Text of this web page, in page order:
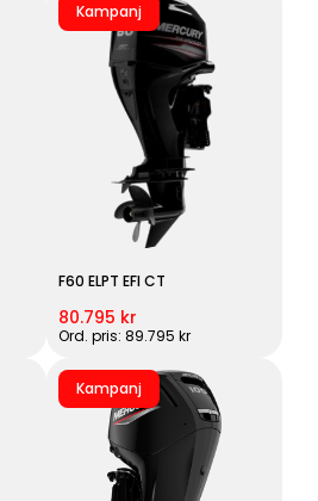
Kampanj
F60 ELPT EFI CT
80.795 kr
Ord. pris: 89.795 kr
Kampanj